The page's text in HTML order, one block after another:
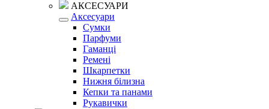
АКСЕСУАРИ
Аксесуари
Сумки
Парфуми
Гаманці
Ремені
Шкарпетки
Нижня білизна
Кепки та панами
Рукавички